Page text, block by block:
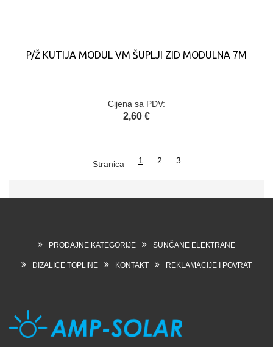
P/Ž KUTIJA MODUL VM ŠUPLJI ZID MODULNA 7M
Cijena sa PDV:
2,60 €
Stranica 1 2 3
PRODAJNE KATEGORIJE SUNČANE ELEKTRANE
DIZALICE TOPLINE KONTAKT REKLAMACIJE I POVRAT